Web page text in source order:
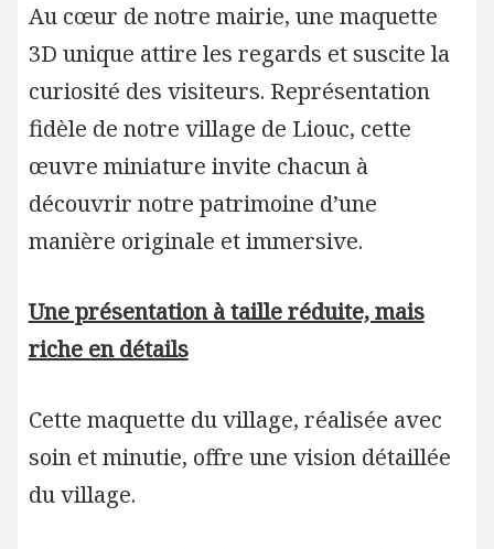
Au cœur de notre mairie, une maquette
3D unique attire les regards et suscite la
curiosité des visiteurs. Représentation
fidèle de notre village de Liouc, cette
œuvre miniature invite chacun à
découvrir notre patrimoine d’une
manière originale et immersive.
Une présentation à taille réduite, mais
riche en détails
Cette maquette du village, réalisée avec
soin et minutie, offre une vision détaillée
du village.